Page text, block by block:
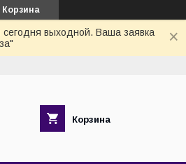
Корзина
выходной. Ваша заявка
Корзина